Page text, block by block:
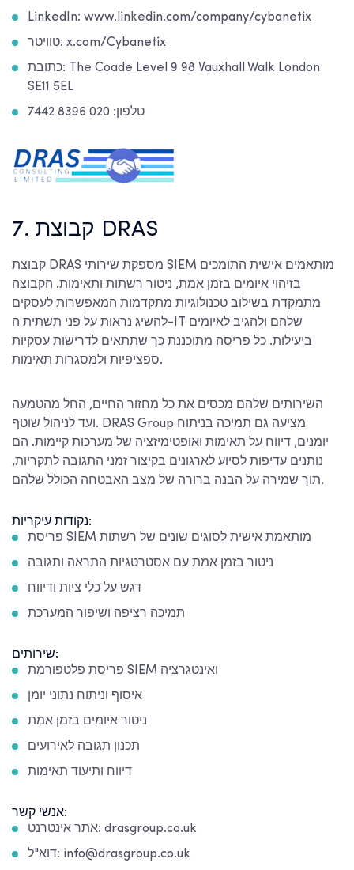
LinkedIn: www.linkedin.com/company/cybanetix
טוויטר: x.com/Cybanetix
כתובת: The Coade Level 9 98 Vauxhall Walk London
SE11 5EL
טלפון: 020 8396 7442
7. קבוצת DRAS
קבוצת DRAS מספקת שירותי SIEM מותאמים אישית התומכים
בזיהוי איומים בזמן אמת, ניטור רשתות ותאימות. הקבוצה
מתמקדת בשילוב טכנולוגיות מתקדמות המאפשרות לעסקים
להשיג נראות על פני תשתית ה-IT שלהם ולהגיב לאיומים
ביעילות. כל פריסה מתוכננת כך שתתאים לדרישות עסקיות
ספציפיות ולמסגרות תאימות.
השירותים שלהם מכסים את כל מחזור החיים, החל מהטמעה
ועד לניהול שוטף. DRAS Group מציעה גם תמיכה בניתוח
יומנים, דיווח על תאימות ואופטימיזציה של מערכות קיימות. הם
נותנים עדיפות לסיוע לארגונים בקיצור זמני התגובה לתקריות,
תוך שמירה על הבנה ברורה של מצב האבטחה הכולל שלהם.
נקודות עיקריות:
פריסת SIEM מותאמת אישית לסוגים שונים של רשתות
ניטור בזמן אמת עם אסטרטגיות התראה ותגובה
דגש על כלי ציות ודיווח
תמיכה רציפה ושיפור המערכת
שירותים:
פריסת פלטפורמת SIEM ואינטגרציה
איסוף וניתוח נתוני יומן
ניטור איומים בזמן אמת
תכנון תגובה לאירועים
דיווח ותיעוד תאימות
אנשי קשר:
אתר אינטרנט: drasgroup.co.uk
דוא"ל: info@drasgroup.co.uk